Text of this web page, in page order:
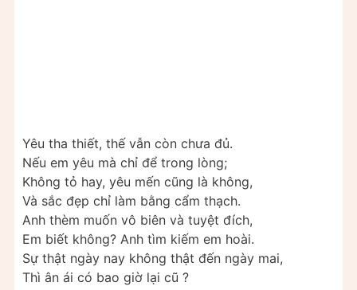
Yêu tha thiết, thế vẫn còn chưa đủ.
Nếu em yêu mà chỉ để trong lòng;
Không tỏ hay, yêu mến cũng là không,
Và sắc đẹp chỉ làm bằng cẩm thạch.
Anh thèm muốn vô biên và tuyệt đích,
Em biết không? Anh tìm kiếm em hoài.
Sự thật ngày nay không thật đến ngày mai,
Thì ân ái có bao giờ lại cũ ?